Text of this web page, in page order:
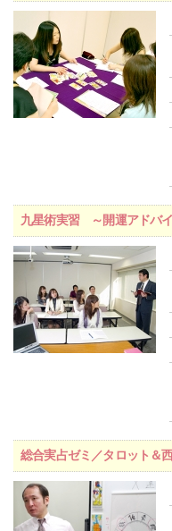
九星術実習 ～開運アドバ
総合実占ゼミ／タロット＆